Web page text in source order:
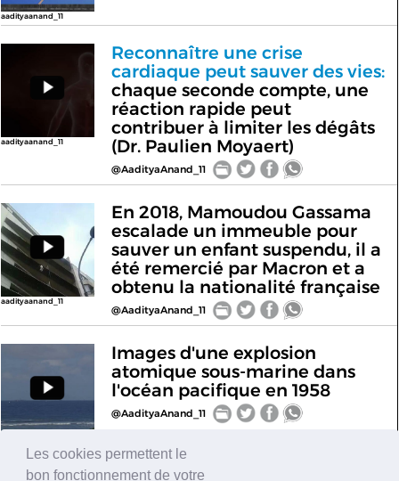
aadityaanand_11
aadityaanand_11
Reconnaître une crise
cardiaque peut sauver des vies:
chaque seconde compte, une
réaction rapide peut
contribuer à limiter les dégâts
(Dr. Paulien Moyaert)
@AadityaAnand_11
aadityaanand_11
En 2018, Mamoudou Gassama
escalade un immeuble pour
sauver un enfant suspendu, il a
été remercié par Macron et a
obtenu la nationalité française
@AadityaAnand_11
Images d'une explosion
atomique sous-marine dans
l'océan pacifique en 1958
@AadityaAnand_11
Les cookies permettent le
bon fonctionnement de votre